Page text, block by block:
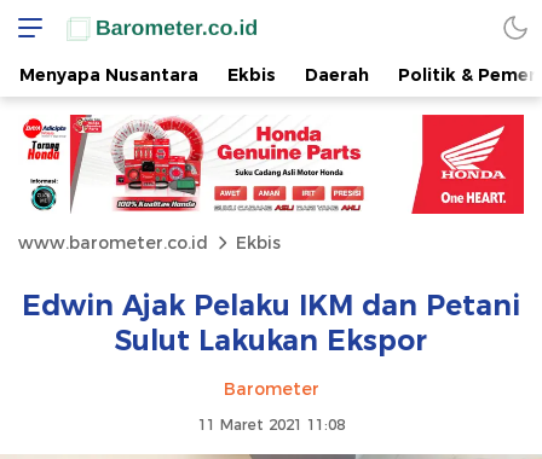
Menyapa Nusantara Ekbis Daerah Politik &
www.barometer.co.id Ekbis
Edwin Ajak Pelaku IKM dan Petani
Sulut Lakukan Ekspor
Barometer
11 Maret 2021 11:08